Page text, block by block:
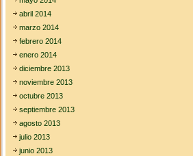
abril 2014
marzo 2014
febrero 2014
enero 2014
diciembre 2013
noviembre 2013
octubre 2013
septiembre 2013
agosto 2013
julio 2013
junio 2013